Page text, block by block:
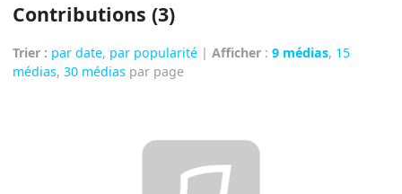
Contributions (3)
Trier : par date, par popularité |Afficher :9 médias, 15
médias,30 médias par page